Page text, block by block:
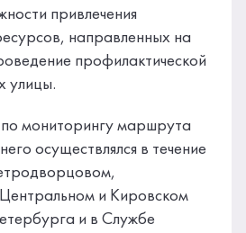
привлечения
направленных на
профилактической
улицы.
мониторингу маршрута
осуществлялся в течение
и Кировском
и в Службе